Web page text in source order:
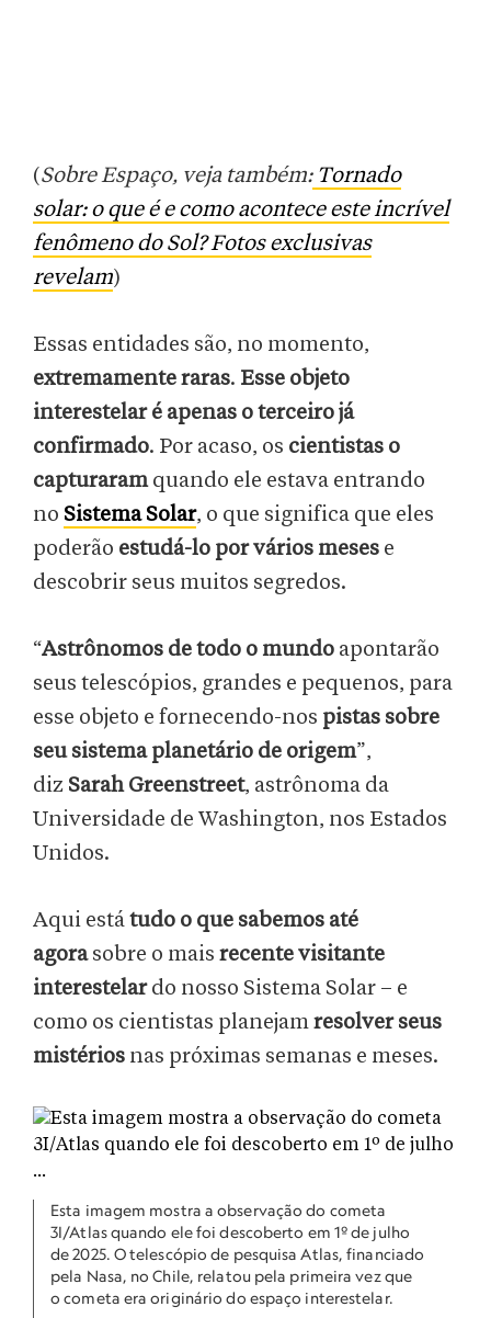
(Sobre Espaço, veja também:Tornado
solar: o que é e como acontece este incrível
fenômeno do Sol? Fotos exclusivas
revelam)
Essas entidades são, no momento,
extremamente raras. Esse objeto
interestelar é apenas o terceiro já
confirmado. Por acaso, os cientistas o
capturaramquando ele estava entrando
no Sistema Solar, o que significa que eles
poderão estudá-lo por vários meses e
descobrir seus muitos segredos.
“Astrônomos de todo o mundo apontarão
seus telescópios, grandes e pequenos, para
esse objeto e fornecendo-nos pistas sobre
seu sistema planetário de origem”,
diz Sarah Greenstreet, astrônoma da
Universidade de Washington, nos Estados
Unidos.
Aqui estátudo o que sabemos até
agorasobre o mais recente visitante
interestelardo nosso Sistema Solar – e
como os cientistas planejamresolver seus
mistérios nas próximas semanas e meses.
Esta imagem mostra a observação do cometa
3I/Atlas quando ele foi descoberto em 1º de julho
de 2025. O telescópio de pesquisa Atlas, financiado
pela Nasa, no Chile, relatou pela primeira vez que
o cometa era originário do espaço interestelar.